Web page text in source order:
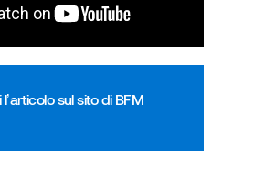
sul sito di BFM